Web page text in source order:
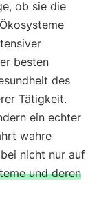
ob sie die
besten
des
Tätigkeit.
ein echter
wahre
nicht nur auf
und deren